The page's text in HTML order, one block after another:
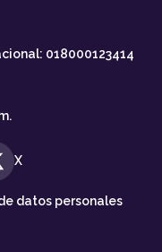
018000123414
X
datos personales